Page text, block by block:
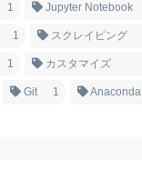
1 Jupyter Notebook
1 スクレイピング
1 カスタマイズ
Git 1 Anaconda